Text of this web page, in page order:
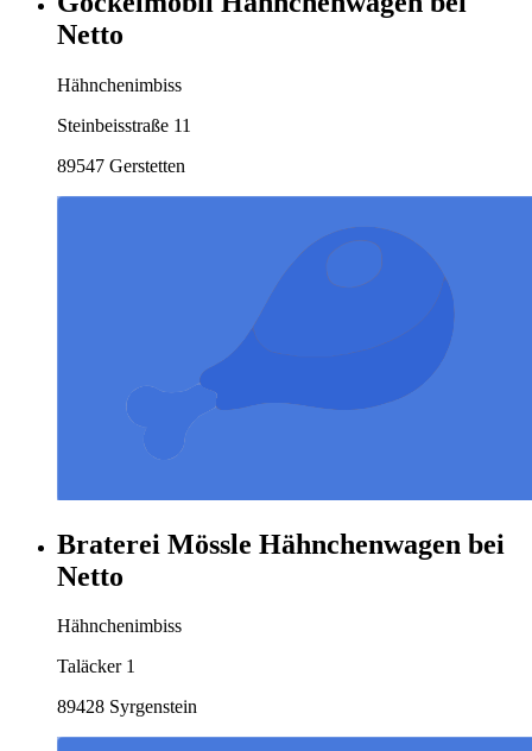
Netto
Hähnchenimbiss
Steinbeisstraße 11
89547 Gerstetten
Braterei Mössle Hähnchenwagen bei
Netto
Hähnchenimbiss
Taläcker 1
89428 Syrgenstein